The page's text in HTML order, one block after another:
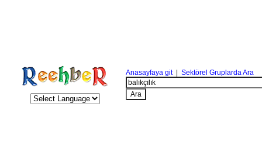
Anasayfaya git| Sektörel Gruplarda Ara